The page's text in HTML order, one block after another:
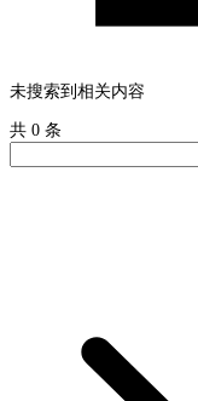
未搜索到相关内容
共 0 条